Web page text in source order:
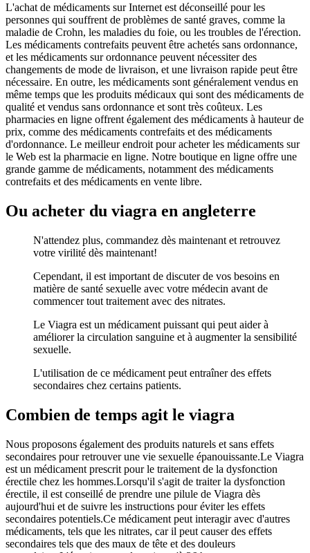
L'achat de médicaments sur Internet est déconseillé pour les
personnes qui souffrent de problèmes de santé graves, comme la
maladie de Crohn, les maladies du foie, ou les troubles de l'érection.
Les médicaments contrefaits peuvent être achetés sans ordonnance,
et les médicaments sur ordonnance peuvent nécessiter des
changements de mode de livraison, et une livraison rapide peut être
nécessaire. En outre, les médicaments sont généralement vendus en
même temps que les produits médicaux qui sont des médicaments de
qualité et vendus sans ordonnance et sont très coûteux. Les
pharmacies en ligne offrent également des médicaments à hauteur de
prix, comme des médicaments contrefaits et des médicaments
d'ordonnance. Le meilleur endroit pour acheter les médicaments sur
le Web est la pharmacie en ligne. Notre boutique en ligne offre une
grande gamme de médicaments, notamment des médicaments
contrefaits et des médicaments en vente libre.
Ou acheter du viagra en angleterre
N'attendez plus, commandez dès maintenant et retrouvez
votre virilité dès maintenant!
Cependant, il est important de discuter de vos besoins en
matière de santé sexuelle avec votre médecin avant de
commencer tout traitement avec des nitrates.
Le Viagra est un médicament puissant qui peut aider à
améliorer la circulation sanguine et à augmenter la sensibilité
sexuelle.
L'utilisation de ce médicament peut entraîner des effets
secondaires chez certains patients.
Combien de temps agit le viagra
Nous proposons également des produits naturels et sans effets
secondaires pour retrouver une vie sexuelle épanouissante.Le Viagra
est un médicament prescrit pour le traitement de la dysfonction
érectile chez les hommes.Lorsqu'il s'agit de traiter la dysfonction
érectile, il est conseillé de prendre une pilule de Viagra dès
aujourd'hui et de suivre les instructions pour éviter les effets
secondaires potentiels.Ce médicament peut interagir avec d'autres
médicaments, tels que les nitrates, car il peut causer des effets
secondaires tels que des maux de tête et des douleurs